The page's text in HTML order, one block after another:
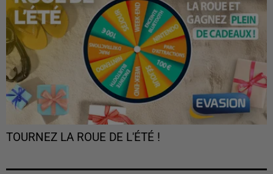
TOURNEZ LA ROUE DE L'ÉTÉ !